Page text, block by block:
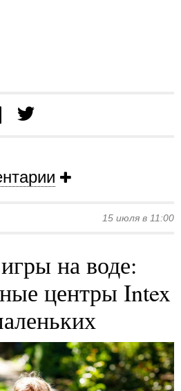
15 июля в 11:00
на воде:
центры Intex